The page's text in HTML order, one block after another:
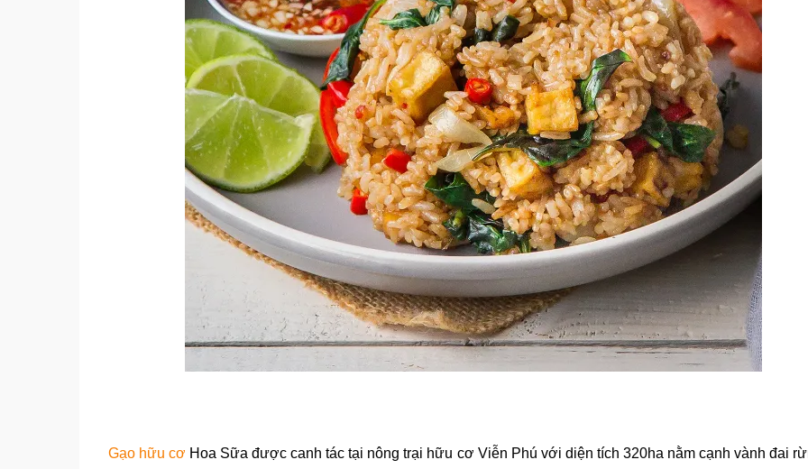
Gạo hữu cơ Hoa Sữa được canh tác tại nông trại hữu cơ Viễn Phú với diện tích 320ha nằm cạnh vành đai